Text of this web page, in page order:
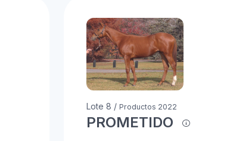
Lote 8 /Productos 2022
PROMETIDO